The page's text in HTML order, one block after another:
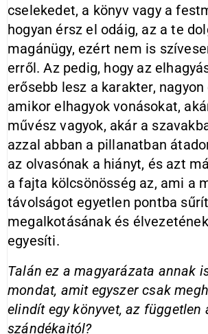
cselekedet, a könyv vagy a
hogyan érsz el odáig, az a te
magánügy, ezért nem is
erről. Az pedig, hogy az
erősebb lesz a karakter,
amikor elhagyok vonásokat,
művész vagyok, akár a
azzal abban a pillanatban
az olvasónak a hiányt, és azt
a fajta kölcsönösség az, ami a
távolságot egyetlen pontba
megalkotásának és
egyesíti.
Talán ez a magyarázata annak
mondat, amit egyszer csak
elindít egy könyvet, az független
szándékaitól?